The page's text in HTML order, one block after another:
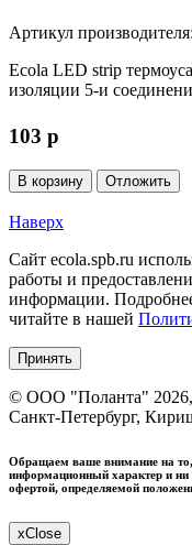
Артикул
Ecola LED strip
изоляции 5-и
103 p
В корзину Отложить
Наверх
Сайт ecola.spb.ru
работы и
информации.
читайте в нашей
Принять
© ООО "Поланта"
Санкт-Петербург,
Обращаем ваше внимание на то,
информационный характер и ни
офертой, определяемой
xClose